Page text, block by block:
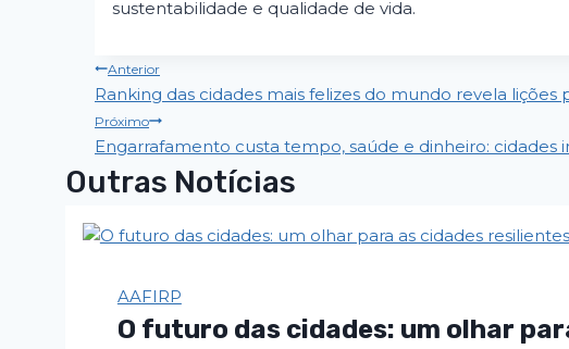
sustentabilidade e qualidade de vida.
Anterior
Ranking das cidades mais felizes do mundo revela lições
Próximo
Engarrafamento custa tempo, saúde e dinheiro:
Outras Notícias
AAFIRP
O futuro das cidades: um olhar